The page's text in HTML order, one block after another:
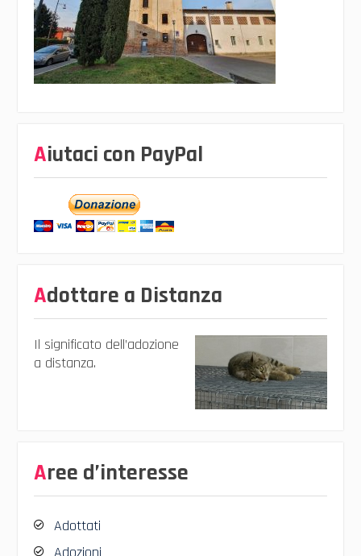
Aiutaci con PayPal
Adottare a Distanza
Il significato dell’adozione
a distanza.
Aree d’interesse
Adottati